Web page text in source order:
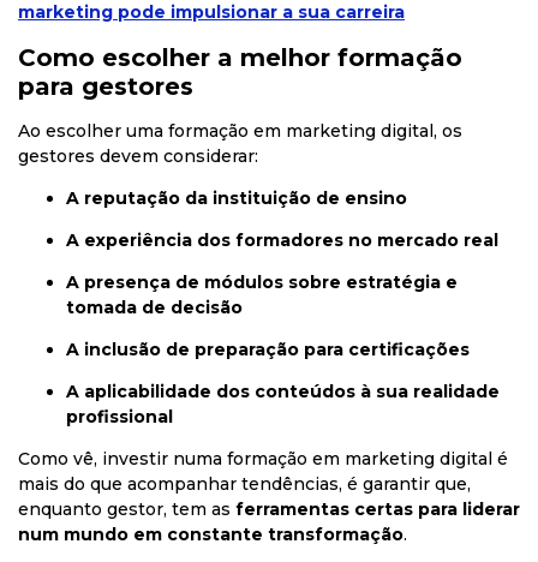
marketing pode impulsionar a sua carreira
Como escolher a melhor formação
para gestores
Ao escolher uma formação em marketing digital, os
gestores devem considerar:
A reputação da instituição de ensino
A experiência dos formadores no mercado real
A presença de módulos sobre estratégia e
tomada de decisão
A inclusão de preparação para certificações
A aplicabilidade dos conteúdos à sua realidade
profissional
Como vê, investir numa formação em marketing digital é
mais do que acompanhar tendências, é garantir que,
enquanto gestor, tem as ferramentas certas para liderar
num mundo em constante transformação.